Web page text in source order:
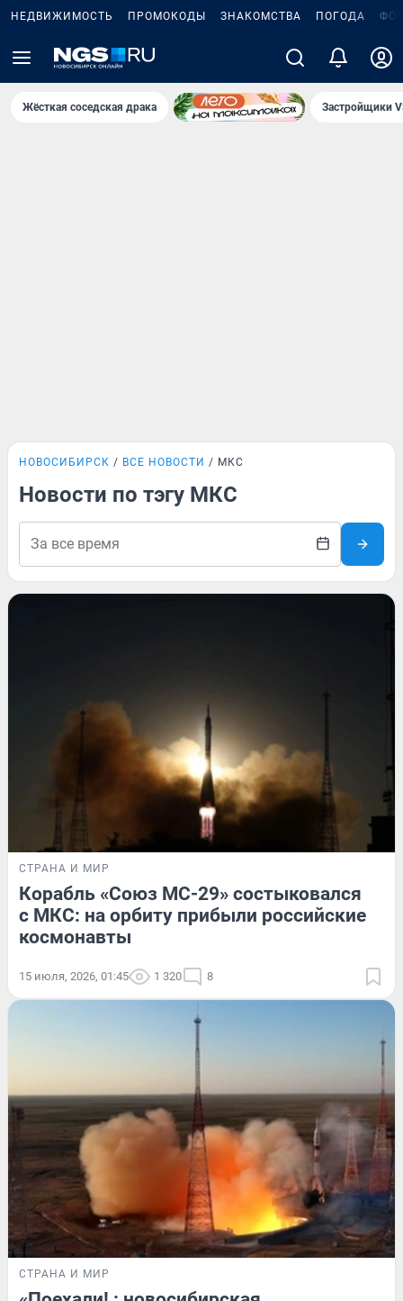
НЕДВИЖИМОСТЬ ПРОМОКОДЫ ЗНАКОМСТВА ПОГОДА
Жёсткая соседская драка Застройщики
НОВОСИБИРСК ВСЕ НОВОСТИ МКС
Новости по тэгу МКС
СТРАНА И МИР
Корабль «Союз МС-29» состыковался
с МКС: на орбиту прибыли российские
космонавты
15 июля, 2026, 01:45 1 320 8
СТРАНА И МИР